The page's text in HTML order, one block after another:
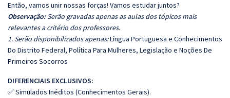
Então, vamos unir nossas forças! Vamos estudar juntos?
Observação:Serão gravadas apenas as aulas dos tópicos mais
relevantes a critério dos professores.
1. Serão disponibilizados apenas:Língua Portuguesa e Conhecimentos
Do Distrito Federal, Política Para Mulheres, Legislação e Noções De
Primeiros Socorros
DIFERENCIAIS EXCLUSIVOS:
✅ Simulados Inéditos (Conhecimentos Gerais).